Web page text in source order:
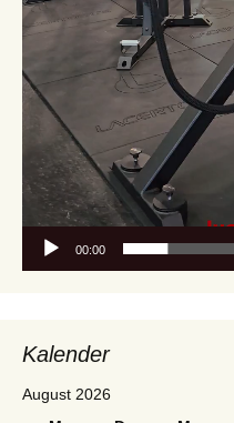
00:00
Kalender
August 2026